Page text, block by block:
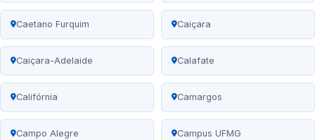
Caetano Furquim Caiçara
Caiçara-Adelaide Calafate
Califórnia Camargos
Campo Alegre Campus UFMG